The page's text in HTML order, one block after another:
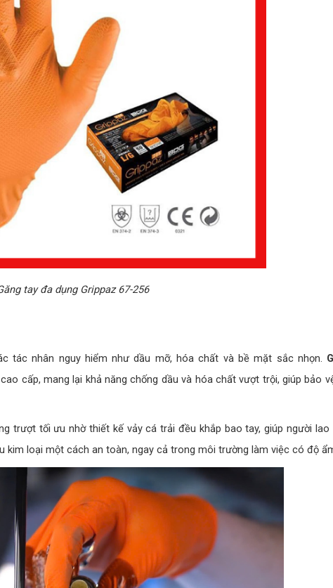
tay đa dụng Grippaz 67-256
tác nhân nguy hiểm như dầu mỡ, hóa chất và bề mặt sắc nhọn.
cấp, mang lại khả năng chống dầu và hóa chất vượt trội, giúp bảo
trượt tối ưu nhờ thiết kế vảy cá trải đều khắp bao tay, giúp người lao
kim loại một cách an toàn, ngay cả trong môi trường làm việc có độ